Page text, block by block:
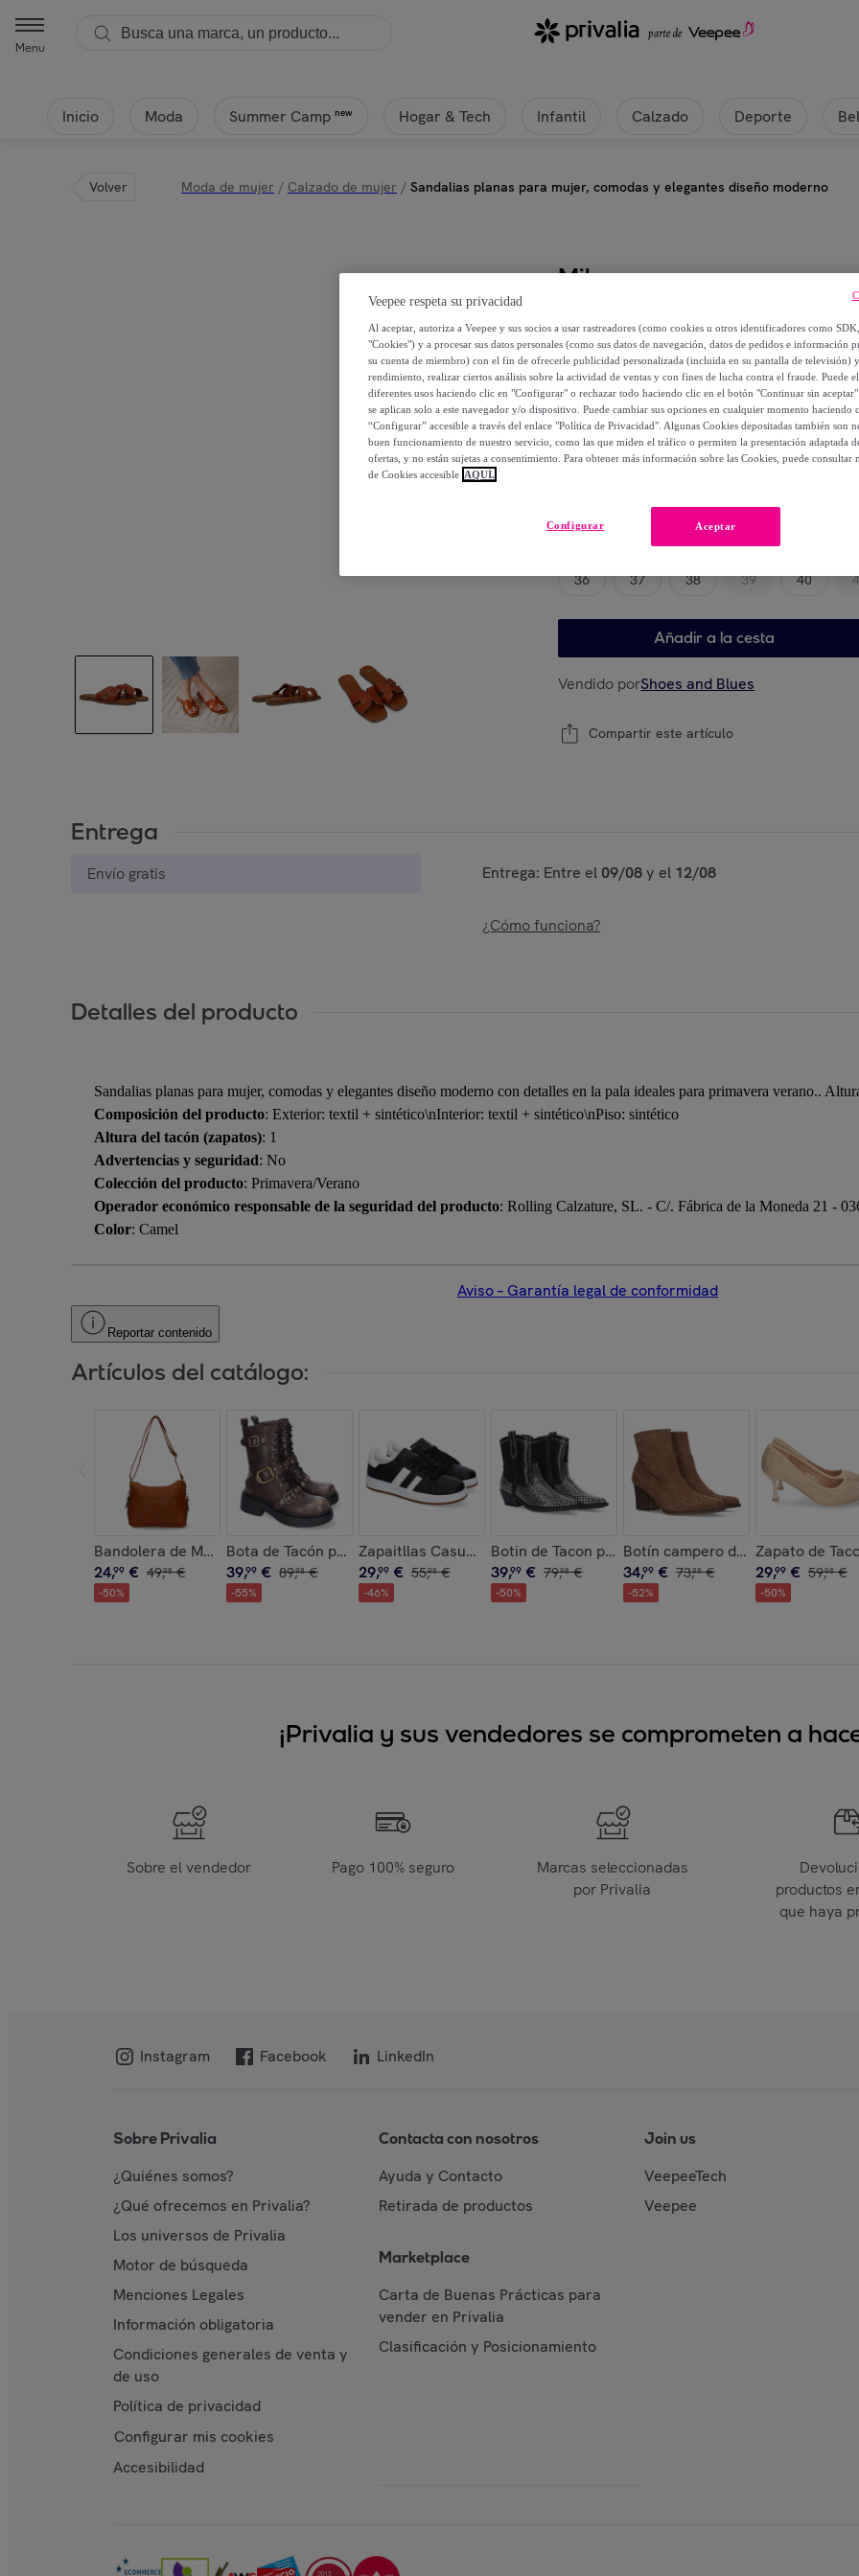
Menu
Inicio Moda Summer Camp new Hogar & Tech Infantil Calzado Deporte
Volver Moda de mujer / Calzado de mujer / Sandalias planas para mujer, comodas y elegantes diseño moderno
Milaya
Sandalias planas para mujer,
24,99 €
49,98 €
%
Elige tu modelo
36 37 38 39 40
Añadir a la cesta
Vendido porShoes and Blues
Compartir este artículo
Entrega
Envío gratis Entrega: Entre el 09/08y el 12/08
¿Cómo funciona?
Detalles del producto
Sandalias planas para mujer, comodas y elegantes diseño moderno con detalles en la pala ideales para primavera verano..
Composición del producto: Exterior: textil + sintético\nInterior: textil + sintético\nPiso: sintético
Altura del tacón (zapatos): 1
Advertencias y seguridad: No
Colección del producto: Primavera/Verano
Operador económico responsable de la seguridad del producto: Rolling Calzature, SL. - C/. Fábrica de la Moneda 21 -
Color: Camel
Aviso – Garantía legal de conformidad
Reportar contenido
Artículos del catálogo:
Bandolera de Mujer con Correa Ajustable, Diseño Moderno
24,99 € 49,98 €
-50%
Bota de Tacón para Mujer, Comodas y Elegantes, Adornos de Hebillas
39,99 € 89,98 €
-55%
Zapaitllas Casual para Hombre, Estilo Moderno y Cómodo, Ideales para
29,99 € 55,98 €
-46%
Botin de Tacon para Mujer
39,99 € 79,98 €
-50%
Botín campero de tacón
34,99 € 73,98 €
-52%
Zapato de
29,99 € 59,98 €
-50%
¡Privalia y sus vendedores se comprometen a
Sobre el vendedor Pago 100% seguro
Marcas seleccionadas
por Privalia
productos
que haya
Instagram Facebook LinkedIn
Sobre Privalia
¿Quiénes somos?
¿Qué ofrecemos en Privalia?
Los universos de Privalia
Motor de búsqueda
Menciones Legales
Información obligatoria
Condiciones generales de venta y
de uso
Política de privacidad
Configurar mis cookies
Accesibilidad
Contacta con nosotros
Ayuda y Contacto
Retirada de productos
Marketplace
Carta de Buenas Prácticas para
vender en Privalia
Clasificación y Posicionamiento
Join us
VeepeeTech
Veepee
Veepee respeta su privacidad
Al aceptar, autoriza a Veepee y sus socios a usar rastreadores (como cookies u otros identificadores como
"Cookies") y a procesar sus datos personales (como sus datos de navegación, datos de pedidos e información
su cuenta de miembro) con el fin de ofrecerle publicidad personalizada (incluida en su pantalla de televisión)
rendimiento, realizar ciertos análisis sobre la actividad de ventas y con fines de lucha contra el fraude. Puede
diferentes usos haciendo clic en "Configurar" o rechazar todo haciendo clic en el botón "Continuar sin
se aplican solo a este navegador y/o dispositivo. Puede cambiar sus opciones en cualquier momento haciendo
“Configurar” accesible a través del enlace "Política de Privacidad". Algunas Cookies depositadas también son
buen funcionamiento de nuestro servicio, como las que miden el tráfico o permiten la presentación adaptada
ofertas, y no están sujetas a consentimiento. Para obtener más información sobre las Cookies, puede consultar
de Cookies accesible AQUÍ.
Aceptar
Configurar